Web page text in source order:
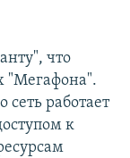
что
"Мегафона".
сеть работает
к